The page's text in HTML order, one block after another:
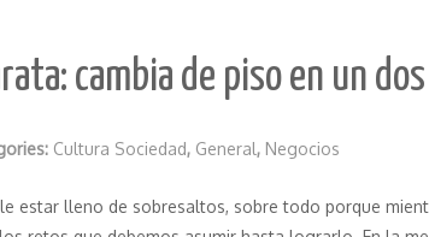
cambia de piso en un
Cultura Sociedad, General, Negocios
estar lleno de sobresaltos, sobre todo porque